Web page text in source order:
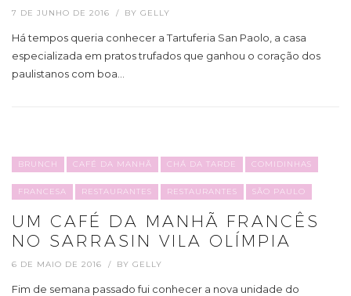
7 DE JUNHO DE 2016 BY GELLY
Há tempos queria conhecer a Tartuferia San Paolo, a casa
especializada em pratos trufados que ganhou o coração dos
paulistanos com boa…
BRUNCH CAFÉ DA MANHÃ CHÁ DA TARDE COMIDINHAS
FRANCESA RESTAURANTES RESTAURANTES SÃO PAULO
UM CAFÉ DA MANHÃ FRANCÊS
NO SARRASIN VILA OLÍMPIA
6 DE MAIO DE 2016 BY GELLY
Fim de semana passado fui conhecer a nova unidade do